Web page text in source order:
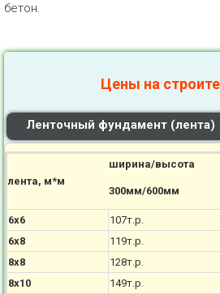
бетон.
Цены на
Ленточный фундамент (лента)
лента, м*м
ширина/высота
300мм/600мм
6х6 107т.р.
6х8
119т.р.
8х8
128т.р.
8х10
149т.р.